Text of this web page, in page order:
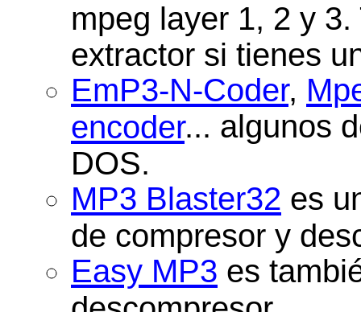
mpeg layer 1, 2 y
extractor si tienes
EmP3-N-Coder,
encoder... algunos
DOS.
MP3 Blaster32 es
de compresor y
Easy MP3 es